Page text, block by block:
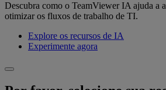
Descubra como o TeamViewer IA ajuda a
otimizar os fluxos de trabalho de TI.
Explore os recursos de IA
Experimente agora